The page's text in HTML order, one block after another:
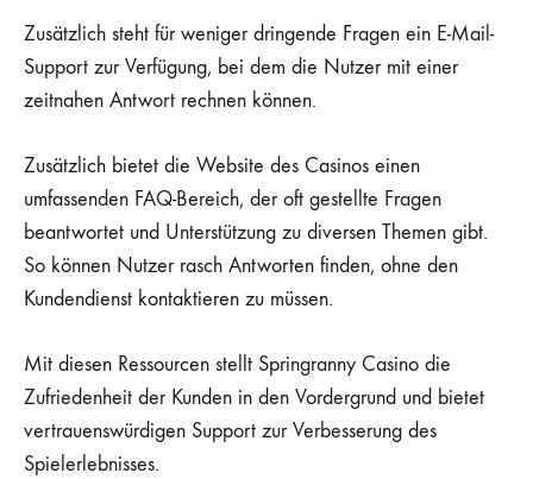
Zusätzlich steht für weniger dringende Fragen ein E-Mail-
Support zur Verfügung, bei dem die Nutzer mit einer
zeitnahen Antwort rechnen können.
Zusätzlich bietet die Website des Casinos einen
umfassenden FAQ-Bereich, der oft gestellte Fragen
beantwortet und Unterstützung zu diversen Themen gibt.
So können Nutzer rasch Antworten finden, ohne den
Kundendienst kontaktieren zu müssen.
Mit diesen Ressourcen stellt Springranny Casino die
Zufriedenheit der Kunden in den Vordergrund und bietet
vertrauenswürdigen Support zur Verbesserung des
Spielerlebnisses.